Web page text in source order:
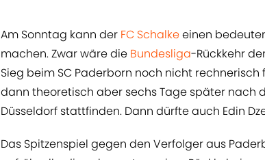
Am Sonntag kann der FC Schalkeeinen
machen. Zwar wäre die Bundesliga-Rückkehr
Sieg beim SC Paderborn noch nicht rechnerisch
dann theoretisch aber sechs Tage später nach
Düsseldorf stattfinden. Dann dürfte auch Edin
Das Spitzenspiel gegen den Verfolger aus